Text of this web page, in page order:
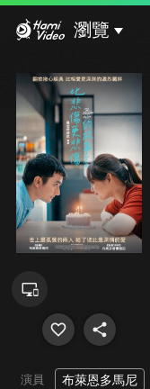
瀏覽
演員 布萊恩多馬尼